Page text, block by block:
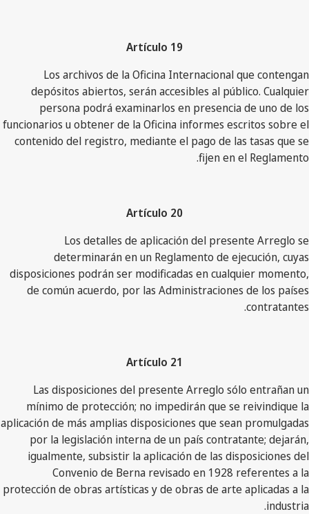
Artículo 19
Los archivos de la Oficina Internacional que contengan
depósitos abiertos, serán accesibles al público. Cualquier
persona podrá examinarlos en presencia de uno de los
funcionarios u obtener de la Oficina informes escritos sobre el
contenido del registro, mediante el pago de las tasas que se
fijen en el Reglamento.
Artículo 20
Los detalles de aplicación del presente Arreglo se
determinarán en un Reglamento de ejecución, cuyas
disposiciones podrán ser modificadas en cualquier momento,
de común acuerdo, por las Administraciones de los países
contratantes.
Artículo 21
Las disposiciones del presente Arreglo sólo entrañan un
mínimo de protección; no impedirán que se reivindique la
aplicación de más amplias disposiciones que sean promulgadas
por la legislación interna de un país contratante; dejarán,
igualmente, subsistir la aplicación de las disposiciones del
Convenio de Berna revisado en 1928 referentes a la
protección de obras artísticas y de obras de arte aplicadas a la
industria.